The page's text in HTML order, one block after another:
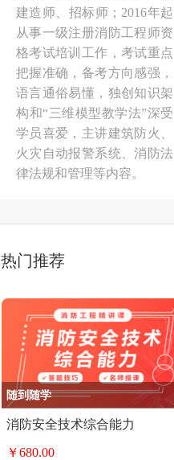
建造师、招标师；2016年起
从事一级注册消防工程师资
格考试培训工作，考试重点
把握准确，备考方向感强，
语言通俗易懂，独创知识架
构和“三维模型教学法”深受
学员喜爱，主讲建筑防火、
火灾自动报警系统、消防法
律法规和管理等内容。
热门推荐
随到随学
消防安全技术综合能力
￥680.00